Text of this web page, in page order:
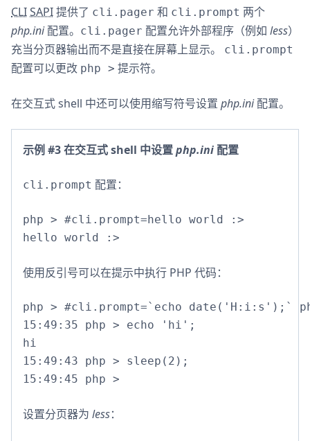
CLISAPI提供了 cli.pager 和 cli.prompt 两个
php.ini配置。 cli.pager 配置允许外部程序（例如 less）
充当分页器输出而不是直接在屏幕上显示。
cli.prompt
配置可以更改 php > 提示符。
在交互式 shell 中还可以使用缩写符号设置 php.ini配置。
示例 #3 在交互式 shell 中设置php.ini 配置
cli.prompt 配置：
php > #cli.prompt=hello world :>
hello world :>
使用反引号可以在提示中执行 PHP 代码：
php > #cli.prompt=`echo date('H:i:s');`
15:49:35 php > echo 'hi';
hi
15:49:43 php > sleep(2);
15:49:45 php >
设置分页器为 less：